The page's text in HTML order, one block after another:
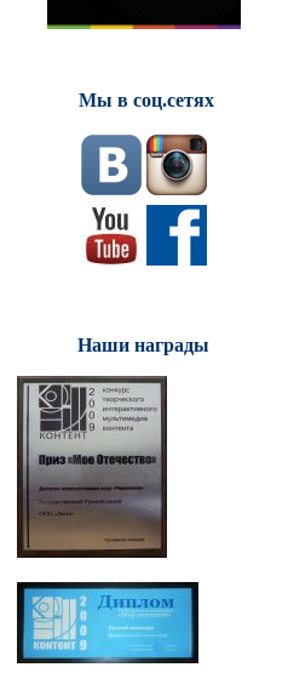
Мы в соц.сетях
Наши награды